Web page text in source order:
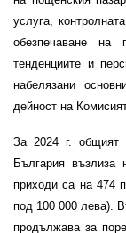
услуга,
обезпечаване на
тенденциите и
набелязани
дейност на
За 2024 г. общият
България
приходи са на 474
под 100 000 лева).
продължава за